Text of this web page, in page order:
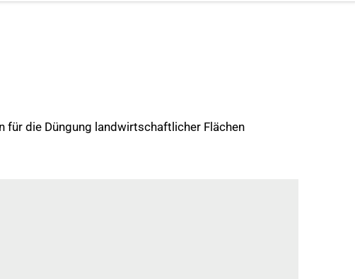
für die Düngung landwirtschaftlicher Flächen